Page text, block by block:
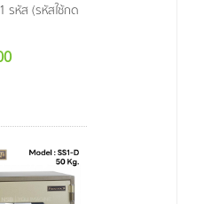
รหัส (รหัสใช้กด